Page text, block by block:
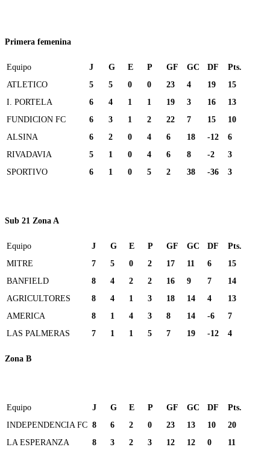
Primera femenina
Equipo J G E P GF GC DF
Pts.
ATLETICO
5 5 0 0 23 4 19
15
I. PORTELA
6 4 1 1 19 3 16
13
FUNDICION FC
6 3 1 2 22 7 15
10
ALSINA
6 2 0 4 6 18 -12
6
RIVADAVIA
5 1 0 4 6 8 -2
3
SPORTIVO
6 1 0 5 2 38 -36 3
Sub 21 Zona A
Equipo J G E P GF GC DF
Pts.
MITRE
7 5 0 2 17 11 6
15
BANFIELD
8 4 2 2 16 9 7
14
AGRICULTORES
8 4 1 3 18 14 4
13
AMERICA
8 1 4 3 8 14 -6
7
LAS PALMERAS
7 1 1 5 7 19 -12 4
Zona B
Equipo J G E P GF GC DF
Pts.
INDEPENDENCIA FC 8 6 2 0 23 13 10
20
LA ESPERANZA
8 3 2 3 12 12 0
11